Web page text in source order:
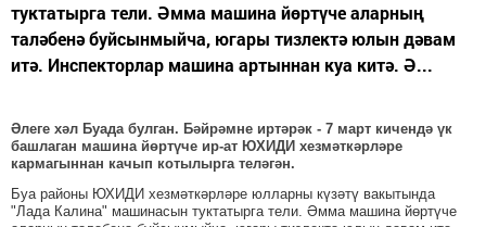
туктатырга тели. Әмма машина йөртүче аларның
таләбенә буйсынмыйча, югары тизлектә юлын дәвам
итә. Инспекторлар машина артыннан куа китә. Ә...
Әлеге хәл Буада булган. Бәйрәмне иртәрәк - 7 март кичендә үк
башлаган машина йөртүче ир-ат ЮХИДИ хезмәткәрләре
кармагыннан качып котылырга теләгән.
Буа районы ЮХИДИ хезмәткәрләре юлларны күзәтү вакытында
"Лада Калина" машинасын туктатырга тели. Әмма машина йөртүче